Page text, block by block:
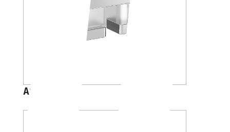
A88K30